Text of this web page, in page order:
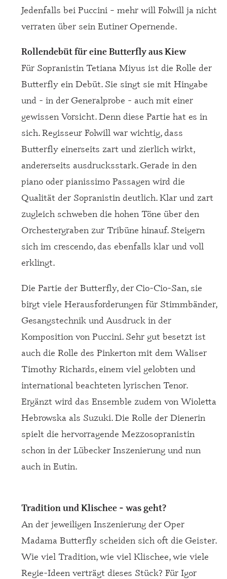
Jedenfalls bei Puccini – mehr will Folwill ja nicht
verraten über sein Eutiner Opernende.
Rollendebüt für eine Butterfly aus Kiew
Für Sopranistin Tetiana Miyus ist die Rolle der
Butterfly ein Debüt. Sie singt sie mit Hingabe
und - in der Generalprobe - auch mit einer
gewissen Vorsicht. Denn diese Partie hat es in
sich. Regisseur Folwill war wichtig, dass
Butterfly einerseits zart und zierlich wirkt,
andererseits ausdrucksstark. Gerade in den
piano oder pianissimo Passagen wird die
Qualität der Sopranistin deutlich. Klar und zart
zugleich schweben die hohen Töne über den
Orchestergraben zur Tribüne hinauf. Steigern
sich im crescendo, das ebenfalls klar und voll
erklingt.
Die Partie der Butterfly, der Cio-Cio-San, sie
birgt viele Herausforderungen für Stimmbänder,
Gesangstechnik und Ausdruck in der
Komposition von Puccini. Sehr gut besetzt ist
auch die Rolle des Pinkerton mit dem Waliser
Timothy Richards, einem viel gelobten und
international beachteten lyrischen Tenor.
Ergänzt wird das Ensemble zudem von Wioletta
Hebrowska als Suzuki. Die Rolle der Dienerin
spielt die hervorragende Mezzosopranistin
schon in der Lübecker Inszenierung und nun
auch in Eutin.
Tradition und Klischee - was geht?
An der jeweiligen Inszenierung der Oper
Madama Butterfly scheiden sich oft die Geister.
Wie viel Tradition, wie viel Klischee, wie viele
Regie-Ideen verträgt dieses Stück? Für Igor